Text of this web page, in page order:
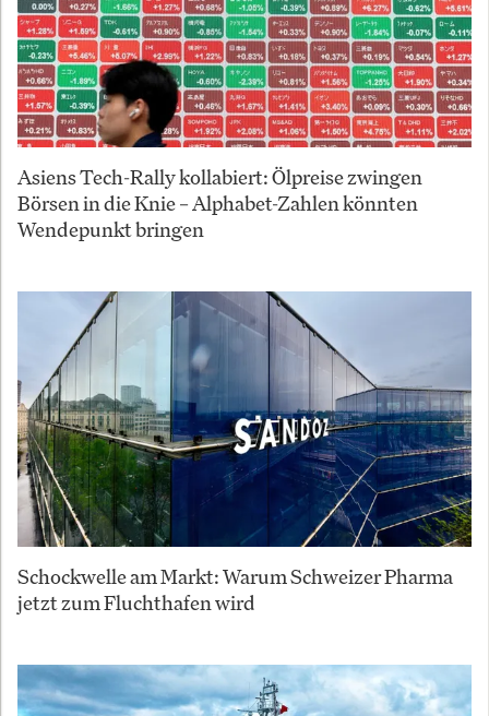
Asiens Tech-Rally kollabiert: Ölpreise zwingen
Börsen in die Knie – Alphabet-Zahlen könnten
Wendepunkt bringen
Schockwelle am Markt: Warum Schweizer Pharma
jetzt zum Fluchthafen wird